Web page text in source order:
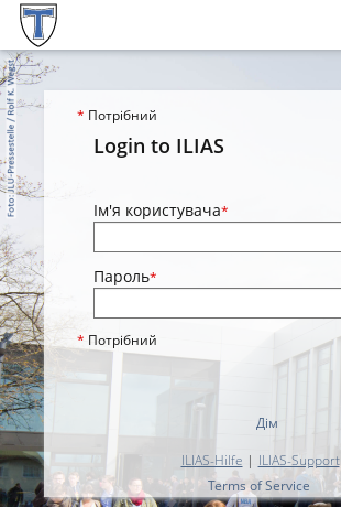
* Потрібний
Login to ILIAS
Ім'я користувача*
Пароль*
* Потрібний
Дім
ILIAS-Hilfe | ILIAS-Support
Terms of Service